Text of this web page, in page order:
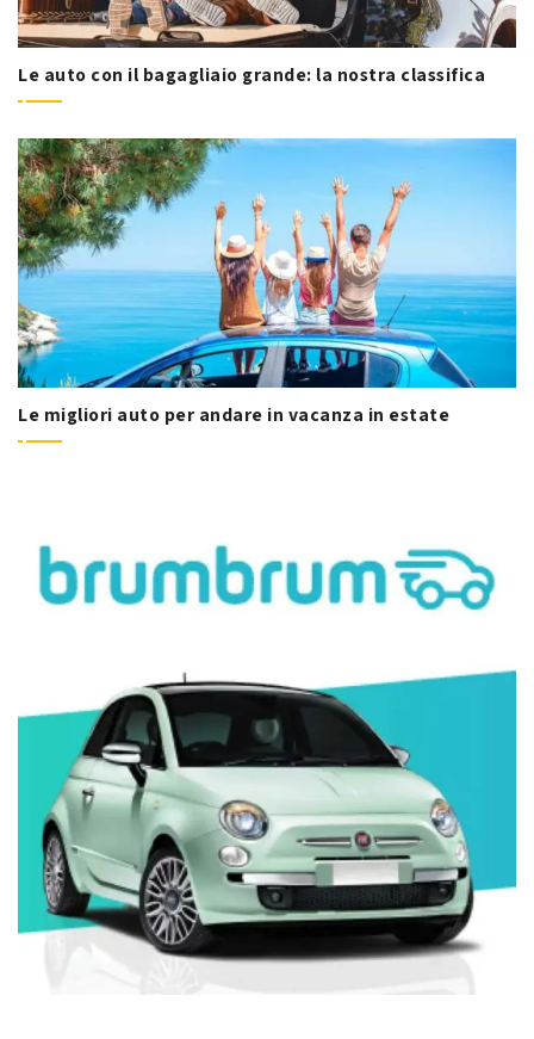
Le auto con il bagagliaio grande: la nostra classifica
Le migliori auto per andare in vacanza in estate